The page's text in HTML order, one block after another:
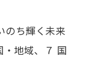
のち輝く未来
地域、７ 国